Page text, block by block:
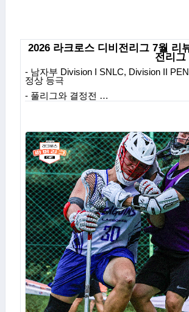
2026 라크로스 디비전리그 7월 리
전리그
- 남자부 Division I SNLC, Division II
정상 등극
- 풀리그와 결정전 …